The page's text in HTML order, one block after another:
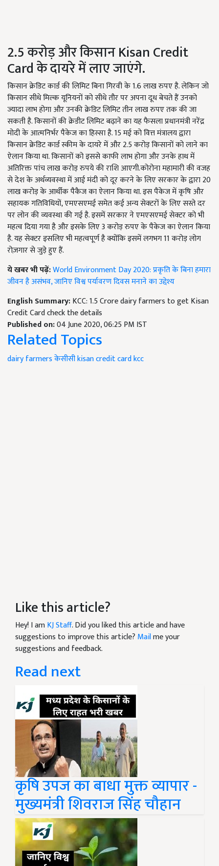
2.5 करोड़ और किसान Kisan Credit
Card के दायरे में लाए जाएंगे.
किसान क्रेडिट कार्ड की लिमिट बिना गिरवी के 1.6 लाख रुपए है. लेकिन जो
किसान सीधे मिल्क यूनियनों को सीधे तौर पर अपना दूध बेचते हैं उनको
ज्यादा लाभ होगा और उनकी क्रेडिट लिमिट तीन लाख रुपए तक की जा
सकती है. किसानों की क्रेडीट लिमिट बढ़ाने का यह फैसला प्रधानमंत्री नरेंद्र
मोदी के आत्मनिर्भर पैकेज का हिस्सा है. 15 मई को वित्त मंत्रालय द्वारा
किसान क्रेडिट कार्ड स्कीम के दायरे में और 2.5 करोड़ किसानों को लाने का
ऐलान किया था. किसानों को इससे काफी लाभ होगा और उनके हाथ में
अतिरिक्त पांच लाख करोड़ रुपये की राशि आएगी.कोरोना महामारी की वजह
से देश के अर्थव्यवस्था में आई मंदी को दूर करने के लिए सरकार के द्वारा 20
लाख करोड़ के आर्थीक पैकैज का ऐलान किया था. इस पैकेज में कृषि और
सहायक गतिविधियों, एमएसएमई समेत कई अन्य सेक्टरों के लिए सस्ते दर
पर लोन की व्यवस्था की गई है. इसमें सरकार ने एमएसएमई सेक्टर को भी
महत्व दिया गया है और इसके लिए 3 करोड़ रुपए के पैकेज का ऐलान किया
है. यह सेक्टर इसलिए भी महत्वपूर्ण है क्योंकि इसमें लगभग 11 करोड़ लोग
रोज़गार से जुड़े हुए हैं.
ये खबर भी पढ़ें:World Environment Day 2020: प्रकृति के बिना हमारा
जीवन है असंभव, जानिए विश्व पर्यावरण दिवस मनाने का उद्देश्य
English Summary:KCC: 1.5 Crore dairy farmers to get Kisan
Credit Card check the details
Published on:04 June 2020, 06:25 PM IST
Related Topics
dairy farmersकेसीसीkisan credit cardkcc
Like this article?
Hey! I amKJ Staff. Did you liked this article and have
suggestions to improve this article? Mailme your
suggestions and feedback.
Read next
कृषि उपज का बाधा मुक्त व्यापार -
मुख्यमंत्री शिवराज सिंह चौहान